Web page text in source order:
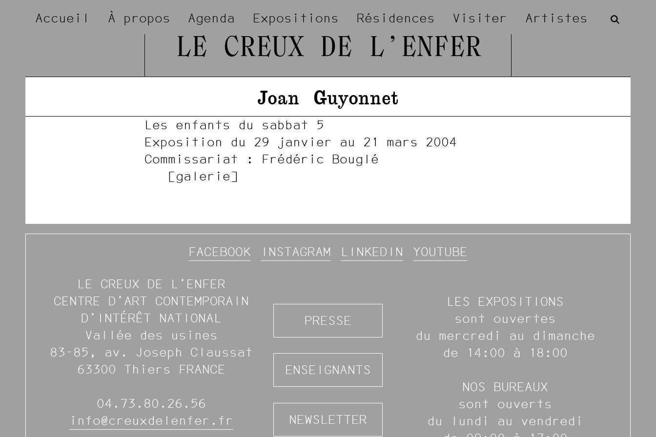
Accueil À propos Agenda Expositions Résidences Visiter Artistes
LE CREUX DE L’ENFER
Joan Guyonnet
Les enfants du sabbat 5
Exposition du 29 janvier au 21 mars 2004
Commissariat : Frédéric Bouglé
galerie
FACEBOOK INSTAGRAM LINKEDIN YOUTUBE
LE CREUX DE L’ENFER
CENTRE D’ART CONTEMPORAIN
D’INTÉRÊT NATIONAL
Vallée des usines
83-85, av. Joseph Claussat
63300 Thiers FRANCE
04.73.80.26.56
info@creuxdelenfer.fr
PRESSE
ENSEIGNANTS
NEWSLETTER
LES EXPOSITIONS
sont ouvertes
du mercredi au dimanche
de 14:00 à 18:00
NOS BUREAUX
sont ouverts
du lundi au vendredi